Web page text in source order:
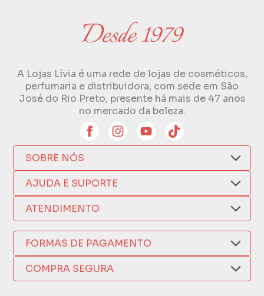
A Lojas Lívia é uma rede de lojas de cosméticos,
perfumaria e distribuidora, com sede em São
José do Rio Preto, presente há mais de 47 anos
no mercado da beleza.
SOBRE NÓS
Quem Somos
Compra Segura
Como Comprar
Nossas Lojas
Política de Privacidade
AJUDA E SUPORTE
Nosso Aplicativo
Trocas e Devoluções
Formas de Pagamento
Fretes e Entregas
Fabricantes
Termos de Compra e Venda
ATENDIMENTO
(17) 3209-9595
sacweb@lojaslivia.com.br
FORMAS DE PAGAMENTO
COMPRA SEGURA